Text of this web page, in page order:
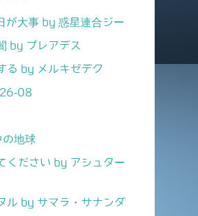
が大事 by 惑星連合ジー
by プレアデス
る by メルキゼデク
08
の地球
ください by アシュター
ル by サマラ・サナンダ